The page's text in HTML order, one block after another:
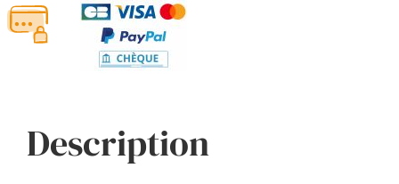
Description